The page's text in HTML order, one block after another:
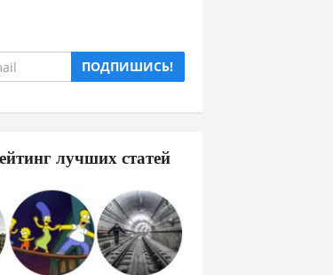
ПОДПИШИСЬ!
лучших статей